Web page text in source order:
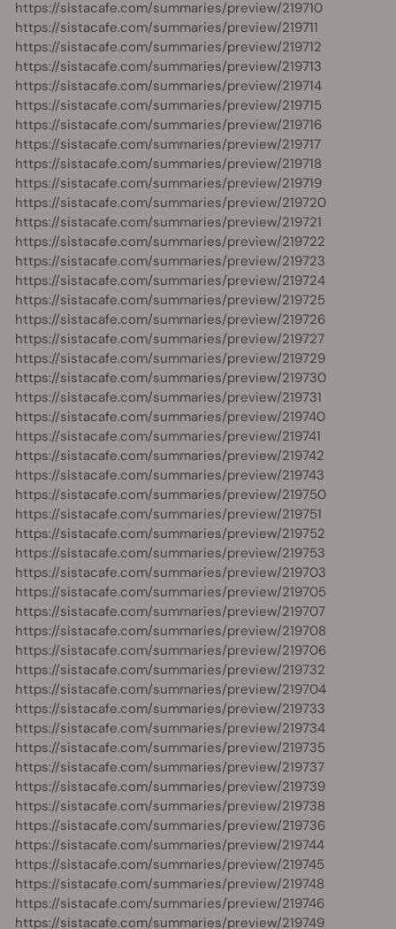
https://sistacafe.com/summaries/preview/219710
https://sistacafe.com/summaries/preview/219711
https://sistacafe.com/summaries/preview/219712
https://sistacafe.com/summaries/preview/219713
https://sistacafe.com/summaries/preview/219714
https://sistacafe.com/summaries/preview/219715
https://sistacafe.com/summaries/preview/219716
https://sistacafe.com/summaries/preview/219717
https://sistacafe.com/summaries/preview/219718
https://sistacafe.com/summaries/preview/219719
https://sistacafe.com/summaries/preview/219720
https://sistacafe.com/summaries/preview/219721
https://sistacafe.com/summaries/preview/219722
https://sistacafe.com/summaries/preview/219723
https://sistacafe.com/summaries/preview/219724
https://sistacafe.com/summaries/preview/219725
https://sistacafe.com/summaries/preview/219726
https://sistacafe.com/summaries/preview/219727
https://sistacafe.com/summaries/preview/219729
https://sistacafe.com/summaries/preview/219730
https://sistacafe.com/summaries/preview/219731
https://sistacafe.com/summaries/preview/219740
https://sistacafe.com/summaries/preview/219741
https://sistacafe.com/summaries/preview/219742
https://sistacafe.com/summaries/preview/219743
https://sistacafe.com/summaries/preview/219750
https://sistacafe.com/summaries/preview/219751
https://sistacafe.com/summaries/preview/219752
https://sistacafe.com/summaries/preview/219753
https://sistacafe.com/summaries/preview/219703
https://sistacafe.com/summaries/preview/219705
https://sistacafe.com/summaries/preview/219707
https://sistacafe.com/summaries/preview/219708
https://sistacafe.com/summaries/preview/219706
https://sistacafe.com/summaries/preview/219732
https://sistacafe.com/summaries/preview/219704
https://sistacafe.com/summaries/preview/219733
https://sistacafe.com/summaries/preview/219734
https://sistacafe.com/summaries/preview/219735
https://sistacafe.com/summaries/preview/219737
https://sistacafe.com/summaries/preview/219739
https://sistacafe.com/summaries/preview/219738
https://sistacafe.com/summaries/preview/219736
https://sistacafe.com/summaries/preview/219744
https://sistacafe.com/summaries/preview/219745
https://sistacafe.com/summaries/preview/219748
https://sistacafe.com/summaries/preview/219746
https://sistacafe.com/summaries/preview/219749